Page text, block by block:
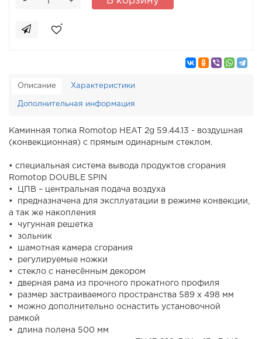
Описание Характеристики
Дополнительная информация
Каминная топка Romotop HEAT 2g 59.44.13 - воздушная
(конвекционная) с прямым одинарным стеклом.
• специальная система вывода продуктов сгорания
Romotop DOUBLE SPIN
• ЦПВ – центральная подача воздуха
• предназначена для эксплуатации в режиме конвекции,
а так же накопления
• чугунная решетка
• зольник
• шамотная камера сгорания
• регулируемые ножки
• стекло с нанесённым декором
• дверная рама из прочного прокатного профиля
• размер застраиваемого пространства 589 x 498 мм
• можно дополнительно оснастить установочной
рамкой
• длина полена 500 мм